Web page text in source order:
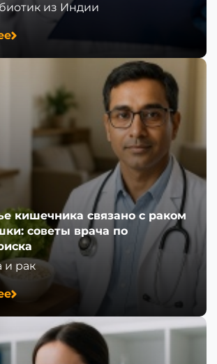
из Индии
кишечника связано с раком
советы врача по
и рак